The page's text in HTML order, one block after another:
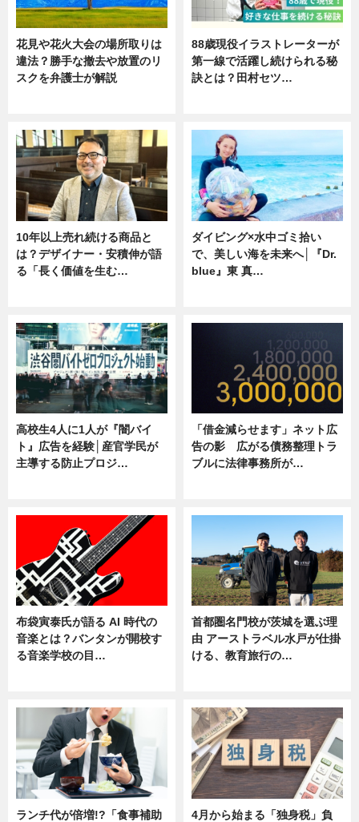
花見や花火大会の場所取りは
違法？勝手な撤去や放置のリ
スクを弁護士が解説
88歳現役イラストレーターが
第一線で活躍し続けられる秘
訣とは？田村セツ…
10年以上売れ続ける商品と
は？デザイナー・安積伸が語
る「長く価値を生む…
ダイビング×水中ゴミ拾い
で、美しい海を未来へ│『Dr.
blue』東 真…
高校生4人に1人が『闇バイ
ト』広告を経験│産官学民が
主導する防止プロジ…
「借金減らせます」ネット広
告の影 広がる債務整理トラ
ブルに法律事務所が…
布袋寅泰氏が語る AI 時代の
音楽とは？バンタンが開校す
る音楽学校の目…
首都圏名門校が茨城を選ぶ理
由 アーストラベル水戸が仕掛
ける、教育旅行の…
ランチ代が倍増!?「食事補助
4月から始まる「独身税」負